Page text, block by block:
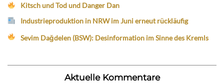
Kitsch und Tod und Danger Dan
Industrieproduktion in NRW im Juni erneut rückläufig
Sevim Dağdelen (BSW): Desinformation im Sinne des Kremls
Aktuelle Kommentare